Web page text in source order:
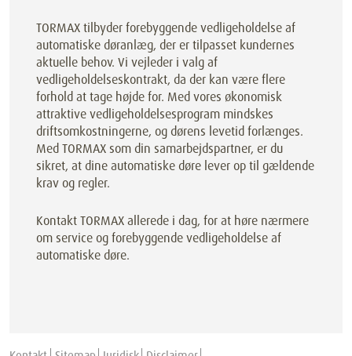
TORMAX tilbyder forebyggende vedligeholdelse af
automatiske døranlæg, der er tilpasset kundernes
aktuelle behov. Vi vejleder i valg af
vedligeholdelseskontrakt, da der kan være flere
forhold at tage højde for. Med vores økonomisk
attraktive vedligeholdelsesprogram mindskes
driftsomkostningerne, og dørens levetid forlænges.
Med TORMAX som din samarbejdspartner, er du
sikret, at dine automatiske døre lever op til gældende
krav og regler.
Kontakt TORMAX allerede i dag, for at høre nærmere
om service og forebyggende vedligeholdelse af
automatiske døre.